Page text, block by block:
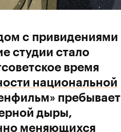
с привидениями
студии стало
время
национальной
пребывает
дыры,
меняющихся